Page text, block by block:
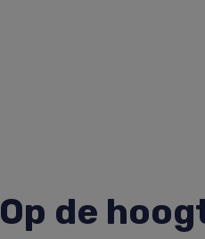
Op de